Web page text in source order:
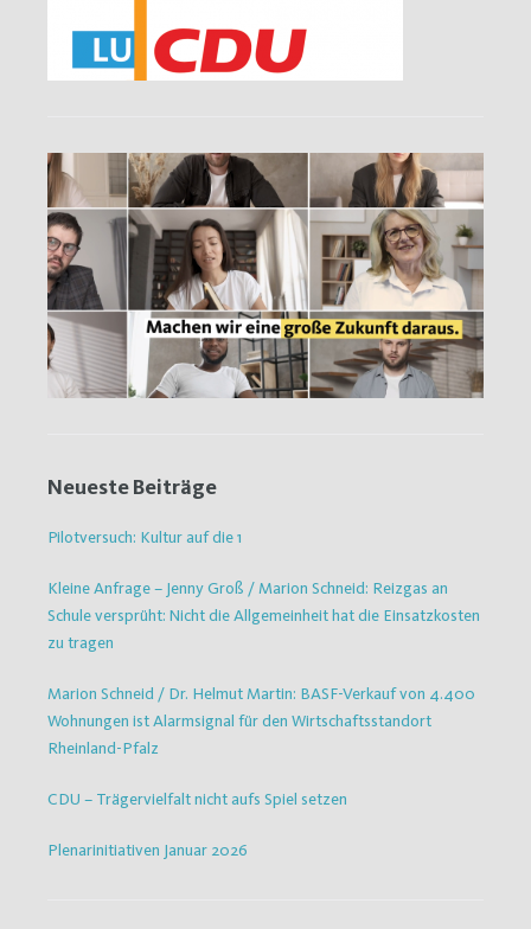
Neueste Beiträge
Pilotversuch: Kultur auf die 1
Kleine Anfrage – Jenny Groß / Marion Schneid: Reizgas an
Schule versprüht: Nicht die Allgemeinheit hat die Einsatzkosten
zu tragen
Marion Schneid / Dr. Helmut Martin: BASF-Verkauf von 4.400
Wohnungen ist Alarmsignal für den Wirtschaftsstandort
Rheinland-Pfalz
CDU – Trägervielfalt nicht aufs Spiel setzen
Plenarinitiativen Januar 2026